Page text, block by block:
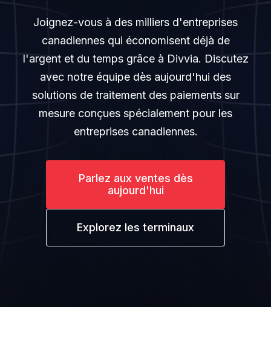
Joignez-vous à des milliers d'entreprises
canadiennes qui économisent déjà de
l'argent et du temps grâce à Divvia. Discutez
avec notre équipe dès aujourd'hui des
solutions de traitement des paiements sur
mesure conçues spécialement pour les
entreprises canadiennes.
Parlez aux ventes dès
aujourd'hui
Explorez les terminaux